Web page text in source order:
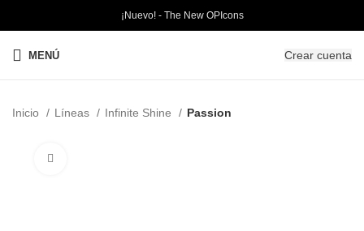
¡Nuevo! - The New OPIcons
MENÚ Crear cuenta
Inicio Líneas Infinite Shine Passion